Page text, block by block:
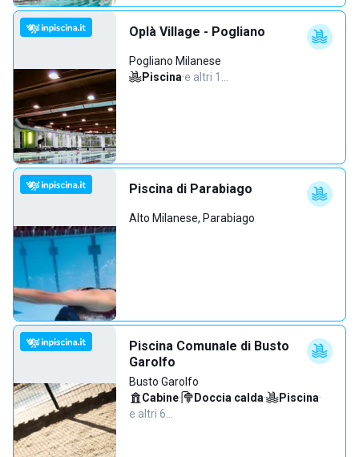
Oplà Village - Pogliano
Pogliano Milanese
Piscina·e altri 1…
Piscina di Parabiago
Alto Milanese, Parabiago
Piscina Comunale di Busto
Garolfo
Busto Garolfo
Cabine· Doccia calda· Piscina·
e altri 6…